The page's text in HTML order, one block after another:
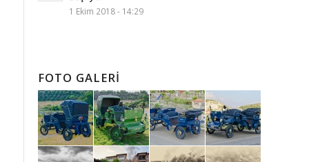
1 Ekim 2018 - 14:29
FOTO GALERI